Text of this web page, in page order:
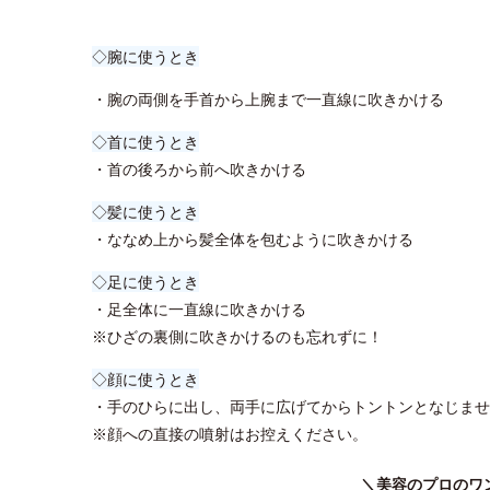
◇腕に使うとき
・腕の両側を手首から上腕まで一直線に吹きかける
◇首に使うとき
・首の後ろから前へ吹きかける
◇髪に使うとき
・ななめ上から髪全体を包むように吹きかける
◇足に使うとき
・足全体に一直線に吹きかける
※ひざの裏側に吹きかけるのも忘れずに！
◇顔に使うとき
・手のひらに出し、両手に広げてからトントンとなじま
※顔への直接の噴射はお控えください。
＼美容のプロの